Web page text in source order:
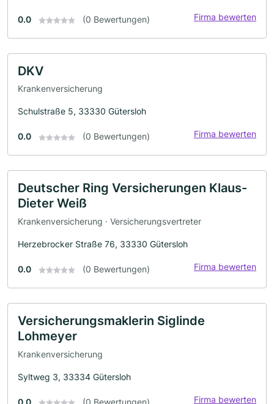
0.0 (0 Bewertungen) Firma bewerten
DKV
Krankenversicherung
Schulstraße 5, 33330 Gütersloh
0.0 (0 Bewertungen) Firma bewerten
Deutscher Ring Versicherungen Klaus-
Dieter Weiß
Krankenversicherung · Versicherungsvertreter
Herzebrocker Straße 76, 33330 Gütersloh
0.0 (0 Bewertungen) Firma bewerten
Versicherungsmaklerin Siglinde
Lohmeyer
Krankenversicherung
Syltweg 3, 33334 Gütersloh
0.0 (0 Bewertungen) Firma bewerten